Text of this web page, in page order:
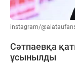
instagram/
Сәтпаевқа
ұсынылды